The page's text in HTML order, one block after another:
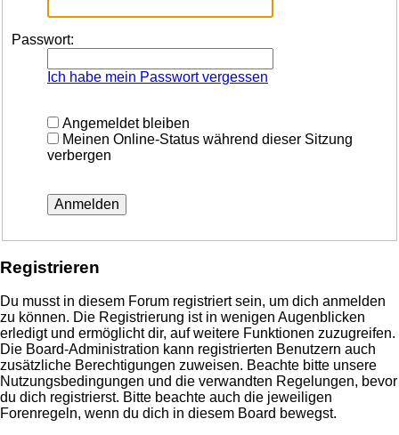
Passwort:
Ich habe mein Passwort vergessen
Angemeldet bleiben
Meinen Online-Status während dieser Sitzung
verbergen
Registrieren
Du musst in diesem Forum registriert sein, um dich anmelden
zu können. Die Registrierung ist in wenigen Augenblicken
erledigt und ermöglicht dir, auf weitere Funktionen zuzugreifen.
Die Board-Administration kann registrierten Benutzern auch
zusätzliche Berechtigungen zuweisen. Beachte bitte unsere
Nutzungsbedingungen und die verwandten Regelungen, bevor
du dich registrierst. Bitte beachte auch die jeweiligen
Forenregeln, wenn du dich in diesem Board bewegst.